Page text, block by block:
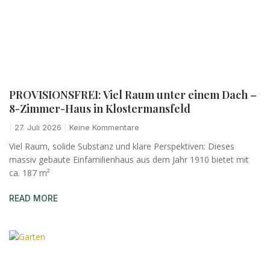
PROVISIONSFREI: Viel Raum unter einem Dach –
8-Zimmer-Haus in Klostermansfeld
27. Juli 2026 Keine Kommentare
Viel Raum, solide Substanz und klare Perspektiven: Dieses
massiv gebaute Einfamilienhaus aus dem Jahr 1910 bietet mit
ca. 187 m²
READ MORE